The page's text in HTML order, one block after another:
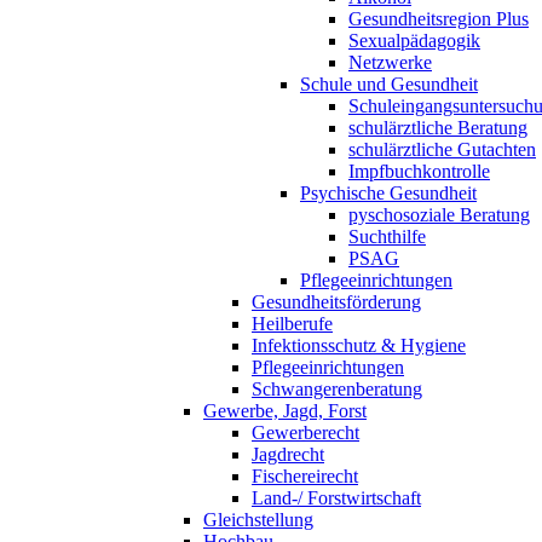
Gesundheitsregion Plus
Sexualpädagogik
Netzwerke
Schule und Gesundheit
schulärztliche Beratung
schulärztliche Gutachten
Impfbuchkontrolle
Psychische Gesundheit
pyschosoziale Beratung
Suchthilfe
PSAG
Pflegeeinrichtungen
Gesundheitsförderung
Heilberufe
Infektionsschutz & Hygiene
Pflegeeinrichtungen
Schwangerenberatung
Gewerbe, Jagd, Forst
Gewerberecht
Jagdrecht
Fischereirecht
Land-/ Forstwirtschaft
Gleichstellung